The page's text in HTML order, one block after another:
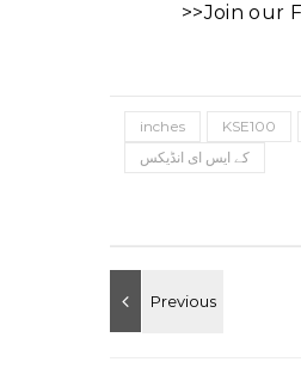
>>Join our
inches KSE100
کے ایس ای انڈیکس